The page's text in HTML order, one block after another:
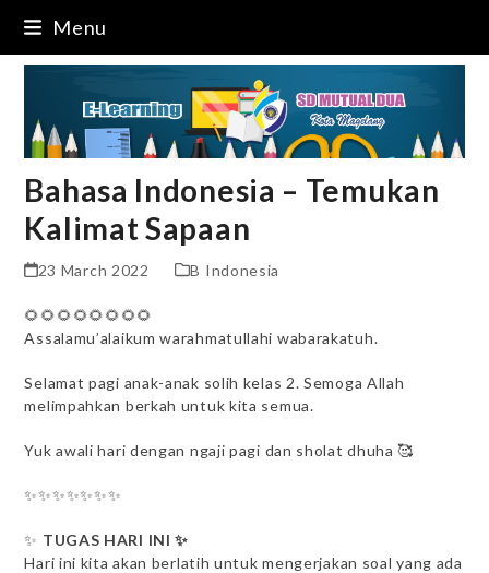
content
Menu
Bahasa Indonesia – Temukan
Kalimat Sapaan
23 March 2022 B Indonesia
🌻🌻🌻🌻🌻🌻🌻🌻
Assalamu’alaikum warahmatullahi wabarakatuh.
Selamat pagi anak-anak solih kelas 2. Semoga Allah
melimpahkan berkah untuk kita semua.
Yuk awali hari dengan ngaji pagi dan sholat dhuha 🥰
✨✨✨✨✨✨✨
✨ TUGAS HARI INI ✨
Hari ini kita akan berlatih untuk mengerjakan soal yang ada